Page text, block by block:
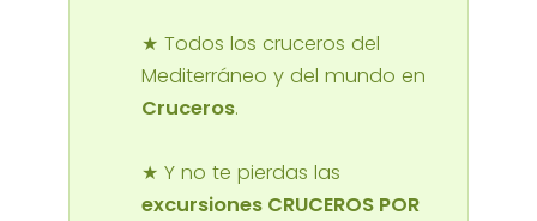
★ Todos los cruceros del
Mediterráneo y del mundo en
Cruceros.
★ Y no te pierdas las
excursiones CRUCEROS POR